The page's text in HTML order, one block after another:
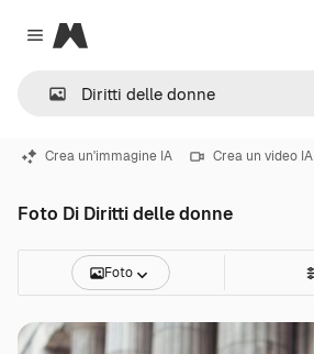
Close menu
Magnific
Crea un'immagine IA Crea un video IA
Foto Di Diritti delle donne
Foto